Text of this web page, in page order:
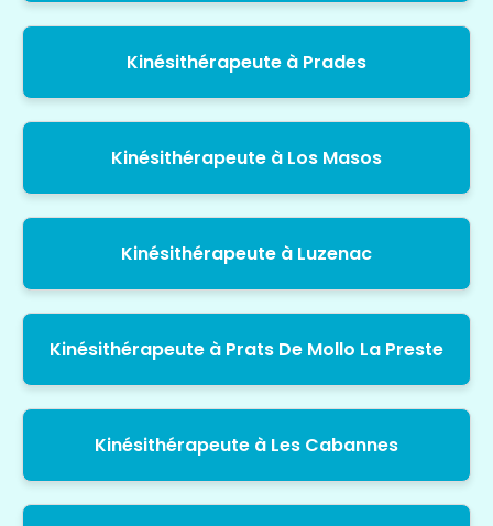
Kinésithérapeute à Prades
Kinésithérapeute à Los Masos
Kinésithérapeute à Luzenac
Kinésithérapeute à Prats De Mollo La Preste
Kinésithérapeute à Les Cabannes